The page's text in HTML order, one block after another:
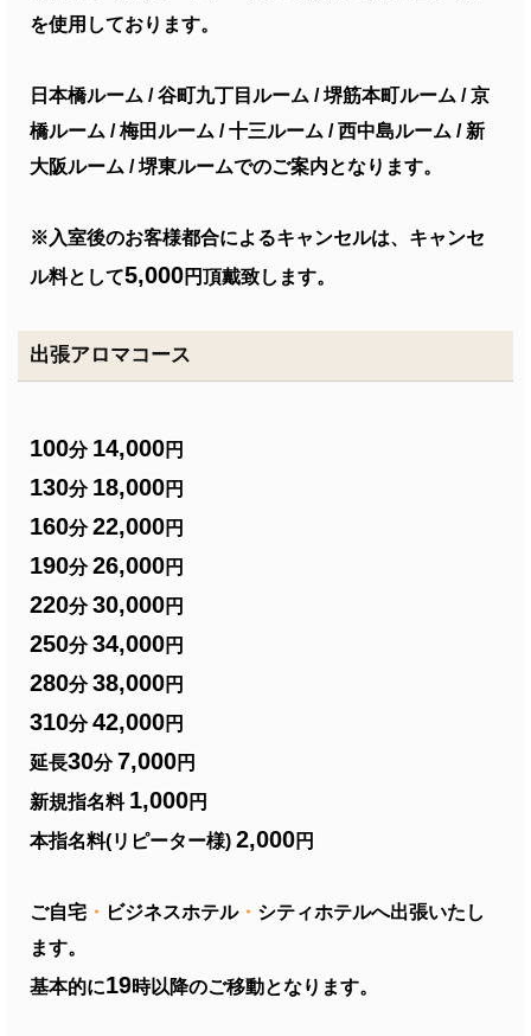
を使用しております。
日本橋ルーム / 谷町九丁目ルーム / 堺筋本町ルーム / 京
橋ルーム / 梅田ルーム / 十三ルーム / 西中島ルーム / 新
大阪ルーム / 堺東ルームでのご案内となります。
※入室後のお客様都合によるキャンセルは、キャンセ
ル料として5,000円頂戴致します。
出張アロマコース
100分 14,000円
130分 18,000円
160分22,000円
190分26,000円
220分30,000円
250分34,000円
280分38,000円
310分42,000円
延長30分7,000円
新規指名料 1,000円
本指名料(リピーター様) 2,000円
ご自宅 ・ ビジネスホテル・ シティホテルへ出張いたし
ます。
基本的に19時以降のご移動となります。